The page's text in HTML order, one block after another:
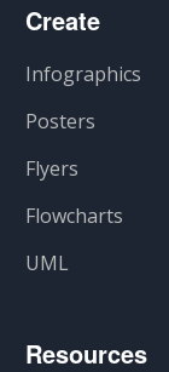
Create
Infographics
Posters
Flyers
Flowcharts
UML
Resources